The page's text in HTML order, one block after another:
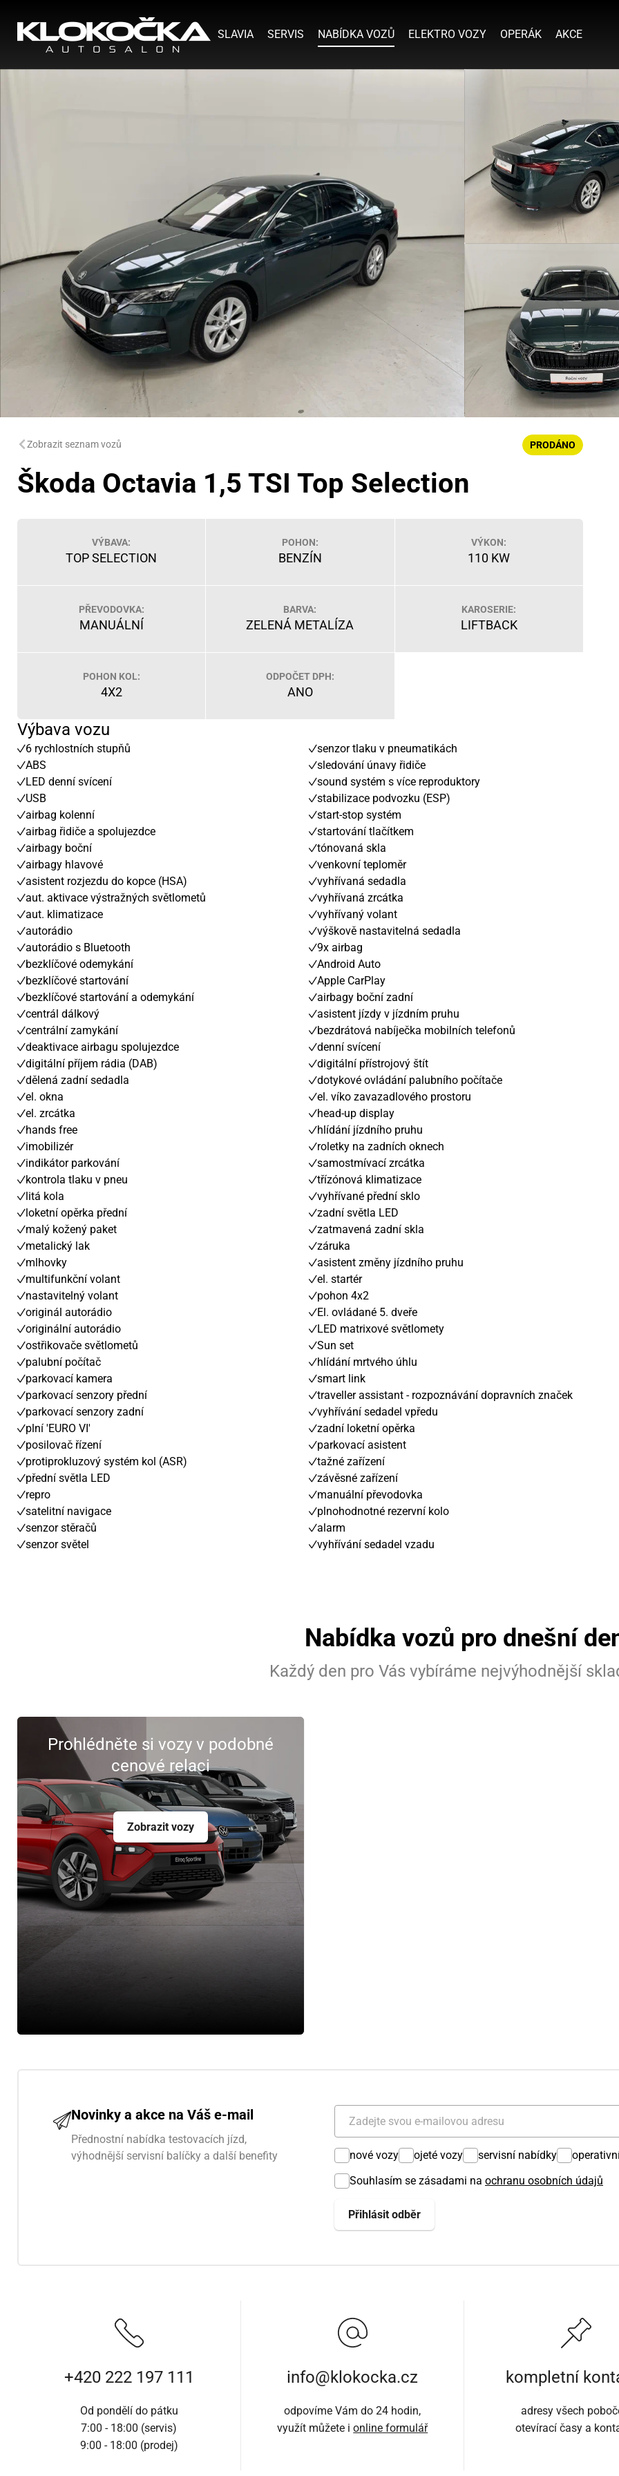
SLAVIA SERVIS NABÍDKA VOZŮ ELEKTRO VOZY OPERÁK AKCE
Zobrazit seznam vozů PRODÁNO
Škoda Octavia 1,5 TSI Top Selection
VÝBAVA:
TOP SELECTION
POHON:
BENZÍN
VÝKON:
110 KW
PŘEVODOVKA:
MANUÁLNÍ
BARVA:
ZELENÁ METALÍZA
KAROSERIE:
LIFTBACK
POHON KOL:
4X2
ODPOČET DPH:
ANO
Výbava vozu
6 rychlostních stupňů
ABS
LED denní svícení
USB
airbag kolenní
airbag řidiče a spolujezdce
airbagy boční
airbagy hlavové
asistent rozjezdu do kopce (HSA)
aut. aktivace výstražných světlometů
aut. klimatizace
autorádio
autorádio s Bluetooth
bezklíčové odemykání
bezklíčové startování
bezklíčové startování a odemykání
centrál dálkový
centrální zamykání
deaktivace airbagu spolujezdce
digitální příjem rádia (DAB)
dělená zadní sedadla
el. okna
el. zrcátka
hands free
imobilizér
indikátor parkování
kontrola tlaku v pneu
litá kola
loketní opěrka přední
malý kožený paket
metalický lak
mlhovky
multifunkční volant
nastavitelný volant
originál autorádio
originální autorádio
ostřikovače světlometů
palubní počítač
parkovací kamera
parkovací senzory přední
parkovací senzory zadní
plní 'EURO VI'
posilovač řízení
protiprokluzový systém kol (ASR)
přední světla LED
repro
satelitní navigace
senzor stěračů
senzor světel
senzor tlaku v pneumatikách
sledování únavy řidiče
sound systém s více reproduktory
stabilizace podvozku (ESP)
start-stop systém
startování tlačítkem
tónovaná skla
venkovní teploměr
vyhřívaná sedadla
vyhřívaná zrcátka
vyhřívaný volant
výškově nastavitelná sedadla
9x airbag
Android Auto
Apple CarPlay
airbagy boční zadní
asistent jízdy v jízdním pruhu
bezdrátová nabíječka mobilních telefonů
denní svícení
digitální přístrojový štít
dotykové ovládání palubního počítače
el. víko zavazadlového prostoru
head-up display
hlídání jízdního pruhu
roletky na zadních oknech
samostmívací zrcátka
třízónová klimatizace
vyhřívané přední sklo
zadní světla LED
zatmavená zadní skla
záruka
asistent změny jízdního pruhu
el. startér
pohon 4x2
El. ovládané 5. dveře
LED matrixové světlomety
Sun set
hlídání mrtvého úhlu
smart link
traveller assistant - rozpoznávání dopravních značek
vyhřívání sedadel vpředu
zadní loketní opěrka
parkovací asistent
tažné zařízení
závěsné zařízení
manuální převodovka
plnohodnotné rezervní kolo
alarm
vyhřívání sedadel vzadu
Nabídka vozů pro dnešní
Každý den pro Vás vybíráme nejvýhodnější
Prohlédněte si vozy v podobné
cenové relaci
Zobrazit vozy
Novinky a akce na Váš e-mail
Přednostní nabídka testovacích jízd,
výhodnější servisní balíčky a další benefity
nové vozy ojeté vozy servisní nabídky
Souhlasím se zásadami na ochranu osobních údajů
+420 222 197 111
Od pondělí do pátku
7:00 - 18:00 (servis)
9:00 - 18:00 (prodej)
info@klokocka.cz
odpovíme Vám do 24 hodin,
využít můžete ionline formulář
kompletní
adresy všech
otevírací časy a